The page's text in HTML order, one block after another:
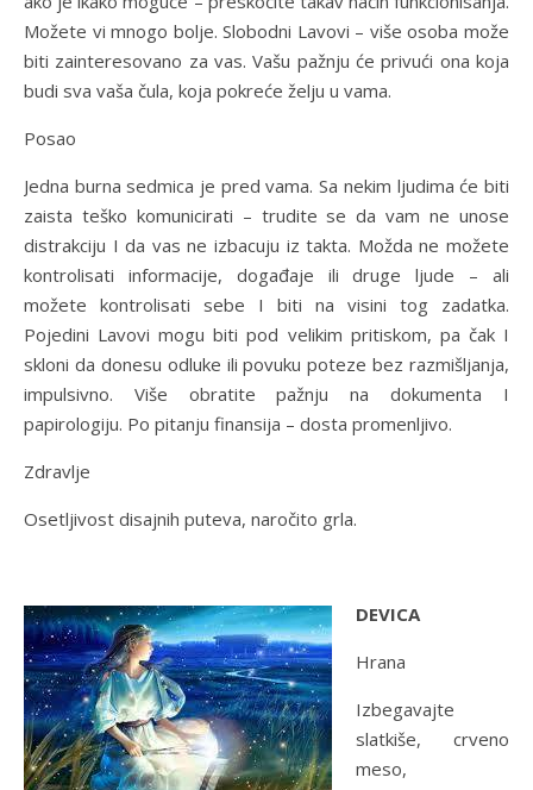
Možete vi mnogo bolje. Slobodni Lavovi – više osoba može
biti zainteresovano za vas. Vašu pažnju će privući ona koja
budi sva vaša čula, koja pokreće želju u vama.
Posao
Jedna burna sedmica je pred vama. Sa nekim ljudima će biti
zaista teško komunicirati – trudite se da vam ne unose
distrakciju I da vas ne izbacuju iz takta. Možda ne možete
kontrolisati informacije, događaje ili druge ljude – ali
možete kontrolisati sebe I biti na visini tog zadatka.
Pojedini Lavovi mogu biti pod velikim pritiskom, pa čak I
skloni da donesu odluke ili povuku poteze bez razmišljanja,
impulsivno. Više obratite pažnju na dokumenta I
papirologiju. Po pitanju finansija – dosta promenljivo.
Zdravlje
Osetljivost disajnih puteva, naročito grla.
DEVICA
Hrana
Izbegavajte
slatkiše, crveno
meso,